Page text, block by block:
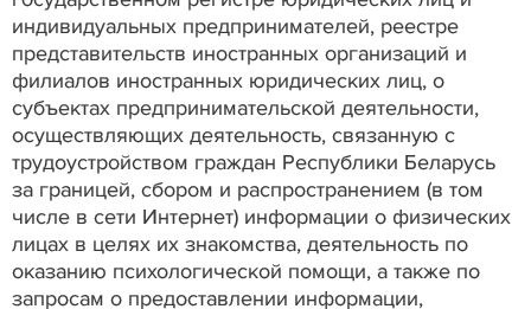
индивидуальных предпринимателей, реестре
представительств иностранных организаций и
филиалов иностранных юридических лиц, о
субъектах предпринимательской деятельности,
осуществляющих деятельность, связанную с
трудоустройством граждан Республики Беларусь
за границей, сбором и распространением (в том
числе в сети Интернет) информации о физических
лицах в целях их знакомства, деятельность по
оказанию психологической помощи, а также по
запросам о предоставлении информации,